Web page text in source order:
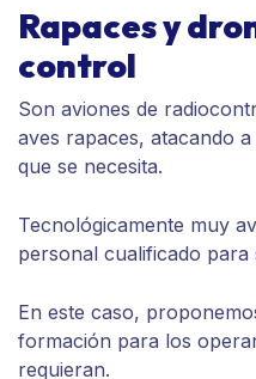
Rapaces y
control
Son aviones de
aves rapaces, atacando
que se necesita.
Tecnológicamente muy
personal cualificado para
En este caso,
formación para los
requieran.